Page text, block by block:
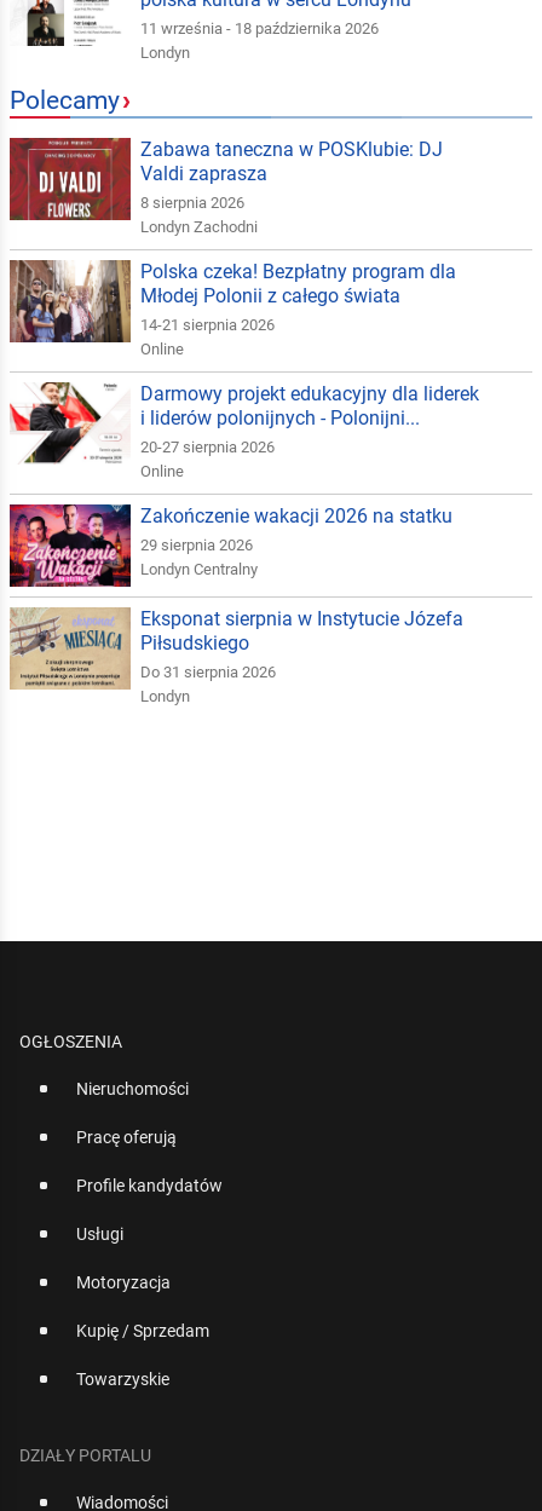
11 września - 18 października 2026
Londyn
Polecamy›
Zabawa taneczna w POSKlubie: DJ
Valdi zaprasza
8 sierpnia 2026
Londyn Zachodni
Polska czeka! Bezpłatny program dla
Młodej Polonii z całego świata
14-21 sierpnia 2026
Online
Darmowy projekt edukacyjny dla liderek
i liderów polonijnych - Polonijni...
20-27 sierpnia 2026
Online
Zakończenie wakacji 2026 na statku
29 sierpnia 2026
Londyn Centralny
Eksponat sierpnia w Instytucie Józefa
Piłsudskiego
Do 31 sierpnia 2026
Londyn
OGŁOSZENIA
Nieruchomości
Pracę oferują
Profile kandydatów
Usługi
Motoryzacja
Kupię / Sprzedam
Towarzyskie
DZIAŁY PORTALU
Wiadomości